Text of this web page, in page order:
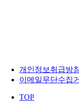
개인정보취급방
이메일무단수집
TOP